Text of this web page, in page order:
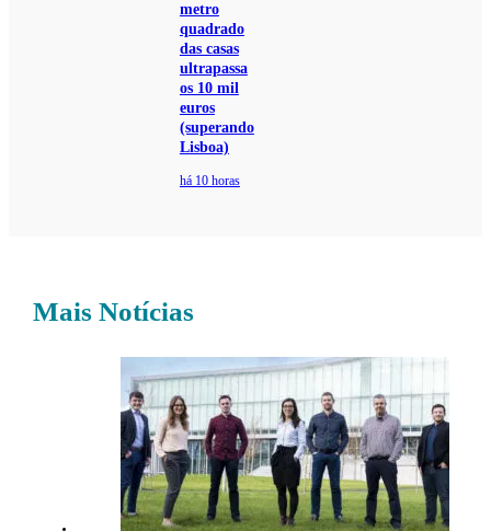
metro
quadrado
das casas
ultrapassa
os 10 mil
euros
(superando
Lisboa)
há 10 horas
Mais Notícias